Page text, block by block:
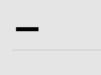
LIFE AT NOVA SBE